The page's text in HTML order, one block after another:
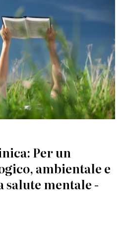
Per un
ambientale e
salute mentale -